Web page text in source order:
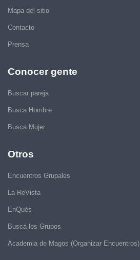
Mapa del sitio
Contacto
Prensa
Conocer gente
Buscar pareja
Busca Hombre
Busca Mujer
Otros
Encuentros Grupales
La ReVista
EnQués
Buscá los Grupos
Academia de Magos (Organizar Encuentros)